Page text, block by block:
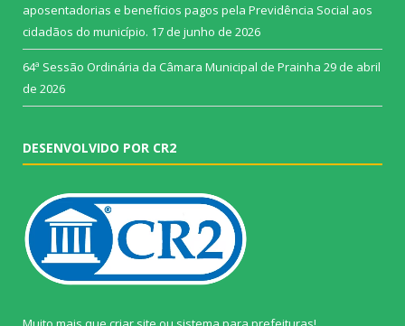
aposentadorias e benefícios pagos pela Previdência Social aos
cidadãos do município. 17 de junho de 2026
64ª Sessão Ordinária da Câmara Municipal de Prainha 29 de abril
de 2026
DESENVOLVIDO POR CR2